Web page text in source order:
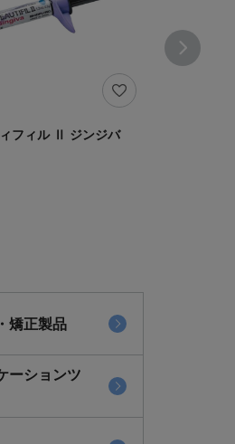
フィル Ⅱ ジンジバ
矯正製品
ーションツ